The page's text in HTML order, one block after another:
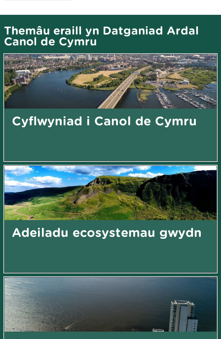
Themâu eraill yn Datganiad Ardal
Canol de Cymru
Cyflwyniad i Canol de Cymru
Adeiladu ecosystemau gwydn